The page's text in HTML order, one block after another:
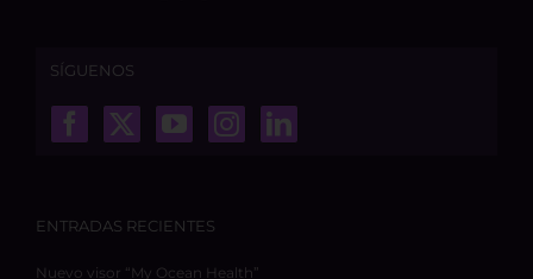
SÍGUENOS
ENTRADAS RECIENTES
Nuevo visor “My Ocean Health”